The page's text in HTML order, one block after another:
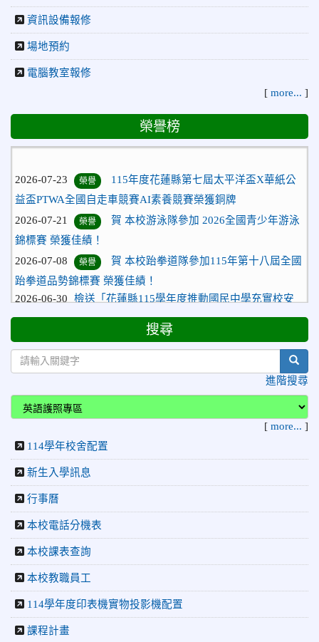
資訊設備報修
場地預約
電腦教室報修
[ more... ]
榮譽榜
益盃PTWA全國自走車競賽AI素養競賽榮獲銅牌
2026-07-21
賀 本校游泳隊參加 2026全國青少年游泳
錦標賽 榮獲佳績！
2026-07-08
跆拳道品勢錦標賽 榮獲佳績！
2026-06-30 檢送「花蓮縣115學年度推動國民中學充實校安
人力聯合甄選簡章」1份，敬請協助公告周知，請查照。
2026-06-29
賀 本校跆拳道隊參加115年花蓮市「市長
盃」跆拳道錦標賽 榮獲佳績！
2026-06-16
賀 本校跆拳道隊參加115年第三十三屆全
2026-06-10
榮譽
賽」，成績優異
2026-06-09
榮譽
日盃籃球賽 榮獲季軍！
2026-06-09
榮譽
賀 本校游泳隊參加115年花蓮縣縣長盃分
齡游泳錦標賽榮獲佳績！
2026-06-02
榮譽
長盃」跆拳道錦標賽暨全國少年盃花蓮縣代表隊選拔賽 榮獲
佳績！
2026-05-03
榮譽
Show and Tell榮獲佳績
2026-04-30 國稅局「114年度綜合所得稅結算申報」宣導內
容
搜尋
進階搜尋
[ more... ]
114學年校舍配置
新生入學訊息
行事曆
本校電話分機表
本校課表查詢
本校教職員工
114學年度印表機實物投影機配置
課程計畫